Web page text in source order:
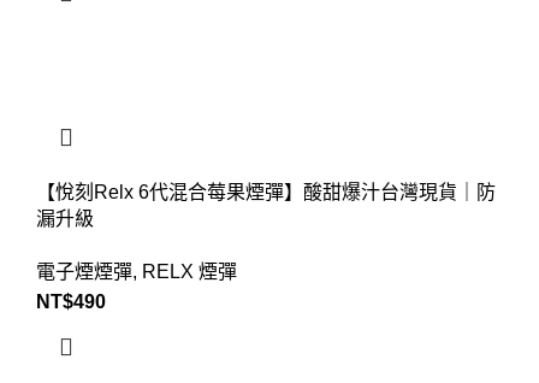
【悅刻Relx 6代混合莓果煙彈】酸甜爆汁台灣現貨｜防
漏升級
電子煙煙彈, RELX 煙彈
NT$490